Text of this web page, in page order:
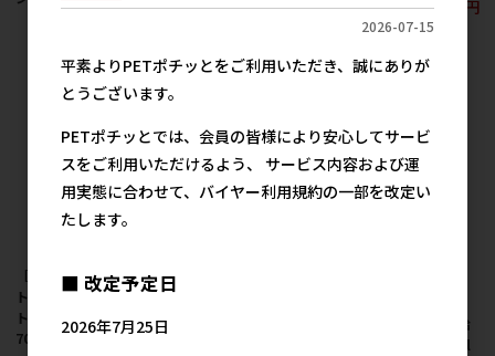
参考上代 1,750円
［三晃商会］モルモッ
ト・プラス ダイエッ
ト・メンテナンス
700g(350g×2)
キッドエイド 水分補給
ドリンクベース 150ml
2026-07-15
平素よりPETポチッとをご利用いただき、誠にありが
とうございます。
PETポチッとでは、会員の皆様により安心してサービ
スをご利用いただけるよう、 サービス内容および運
用実態に合わせて、バイヤー利用規約の一部を改定い
たします。
■ 改定予定日
2026年7月25日